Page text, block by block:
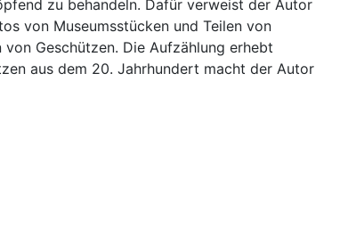
zu behandeln. Dafür verweist der Autor
von Museumsstücken und Teilen von
Geschützen. Die Aufzählung erhebt
aus dem 20. Jahrhundert macht der Autor